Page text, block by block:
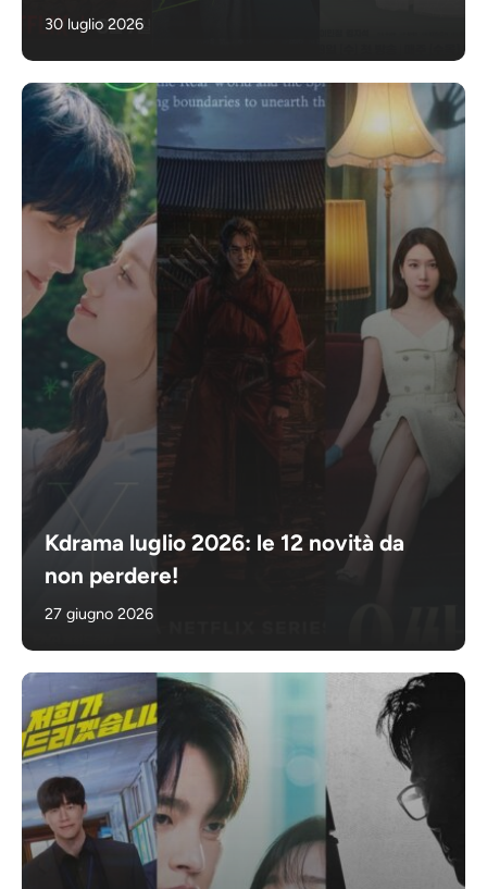
30 luglio 2026
Kdrama luglio 2026: le 12 novità da
non perdere!
27 giugno 2026